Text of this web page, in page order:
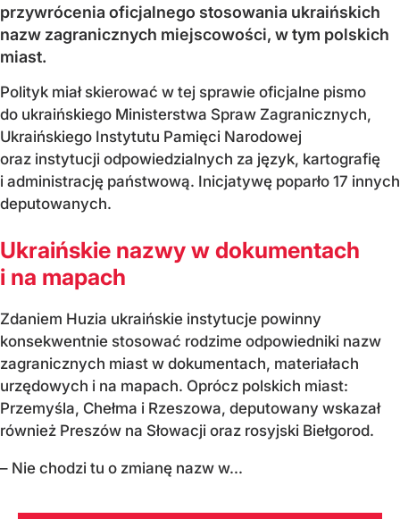
przywrócenia oficjalnego stosowania ukraińskich
nazw zagranicznych miejscowości, w tym polskich
miast.
Polityk miał skierować w tej sprawie oficjalne pismo
do ukraińskiego Ministerstwa Spraw Zagranicznych,
Ukraińskiego Instytutu Pamięci Narodowej
oraz instytucji odpowiedzialnych za język, kartografię
i administrację państwową. Inicjatywę poparło 17 innych
deputowanych.
Ukraińskie nazwy w dokumentach
i na mapach
Zdaniem Huzia ukraińskie instytucje powinny
konsekwentnie stosować rodzime odpowiedniki nazw
zagranicznych miast w dokumentach, materiałach
urzędowych i na mapach. Oprócz polskich miast:
Przemyśla, Chełma i Rzeszowa, deputowany wskazał
również Preszów na Słowacji oraz rosyjski Biełgorod.
– Nie chodzi tu o zmianę nazw w...